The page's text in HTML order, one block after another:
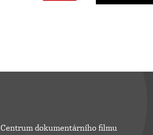
Centrum dokumentárního filmu